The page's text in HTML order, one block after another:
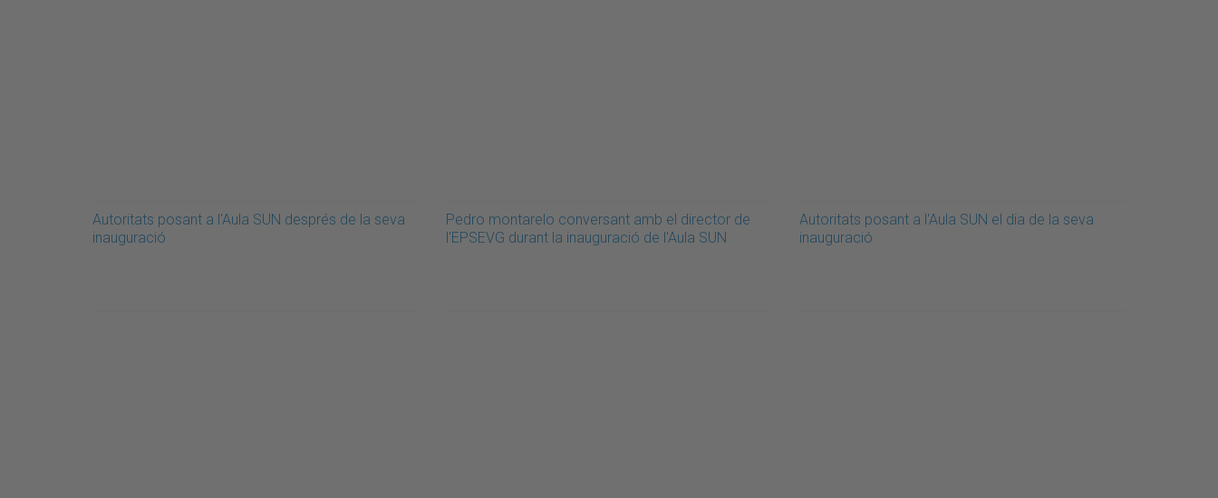
Autoritats posant a l'Aula SUN després de la seva
inauguració
Pedro montarelo conversant amb el director de
l'EPSEVG durant la inauguració de l'Aula SUN
Autoritats posant a l'Aula SUN el dia de la seva
inauguració